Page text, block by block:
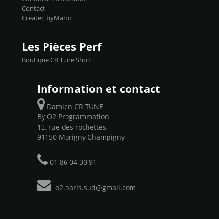
Contact
Created byMarto
Les Pièces Perf
Boutique CR Tune Shop
Information et contact
Damien CR TUNE
By O2 Programmation
13, rue des rochettes
91150 Morigny Champigny
01 86 04 30 91
o2.paris.sud@gmail.com